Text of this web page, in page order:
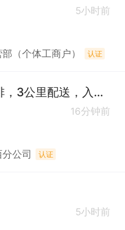
5小时前
（个体工商户） 认证
淘宝闪购送餐员，就近安排，3公里配送，入职有1100奖励
16分钟前
公司 认证
5小时前